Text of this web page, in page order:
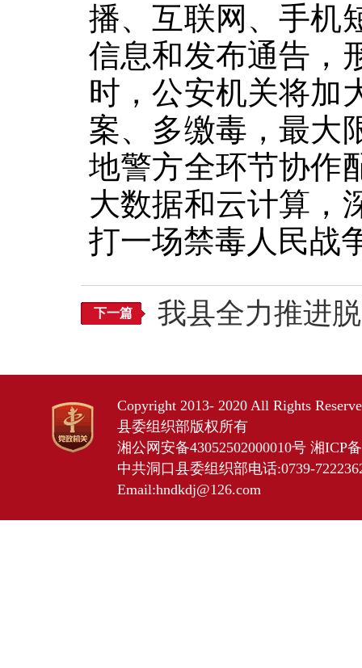
播、互联网、手机
信息和发布通告，
时，公安机关将加
案、多缴毒，最大
地警方全环节协作
大数据和云计算，
打一场禁毒人民战
下一篇 我县全力推进
Copyright 2013- 2020 All Rights
县委组织部版权所有
湘公网安备43052502000010号 湘ICP
中共洞口县委组织部电话:0739-
Email:hndkdj@126.com